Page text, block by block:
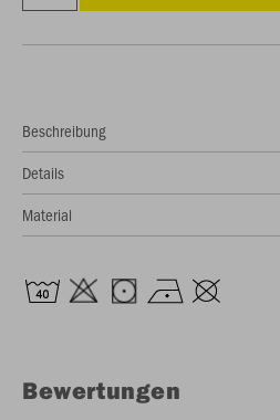
Beschreibung
Details
Material
Bewertungen